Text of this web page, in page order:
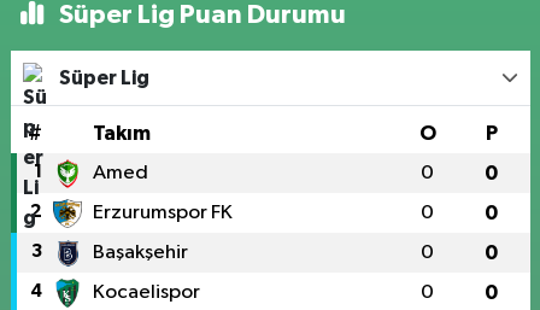
Süper Lig Puan Durumu
Süper Lig
# Takım O P
1 Amed 0 0
2 Erzurumspor FK 0 0
3 Başakşehir 0 0
4 Kocaelispor 0 0